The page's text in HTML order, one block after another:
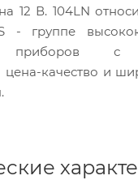
12 В. 104LN
- группе
приборов с
качество и